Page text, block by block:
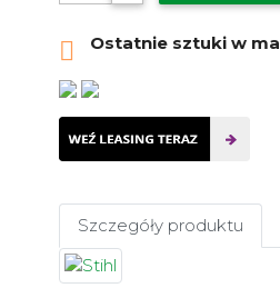
 Ostatnie sztuki w
Szczegóły produktu